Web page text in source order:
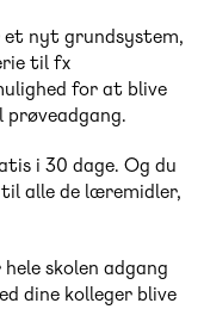
et nyt grundsystem,
til fx
for at blive
i 30 dage. Og du
alle de læremidler,
skolen adgang
dine kolleger blive